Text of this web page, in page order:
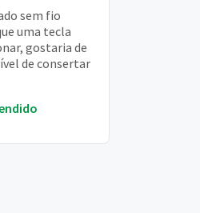
sem fio
uma tecla
gostaria de
de consertar